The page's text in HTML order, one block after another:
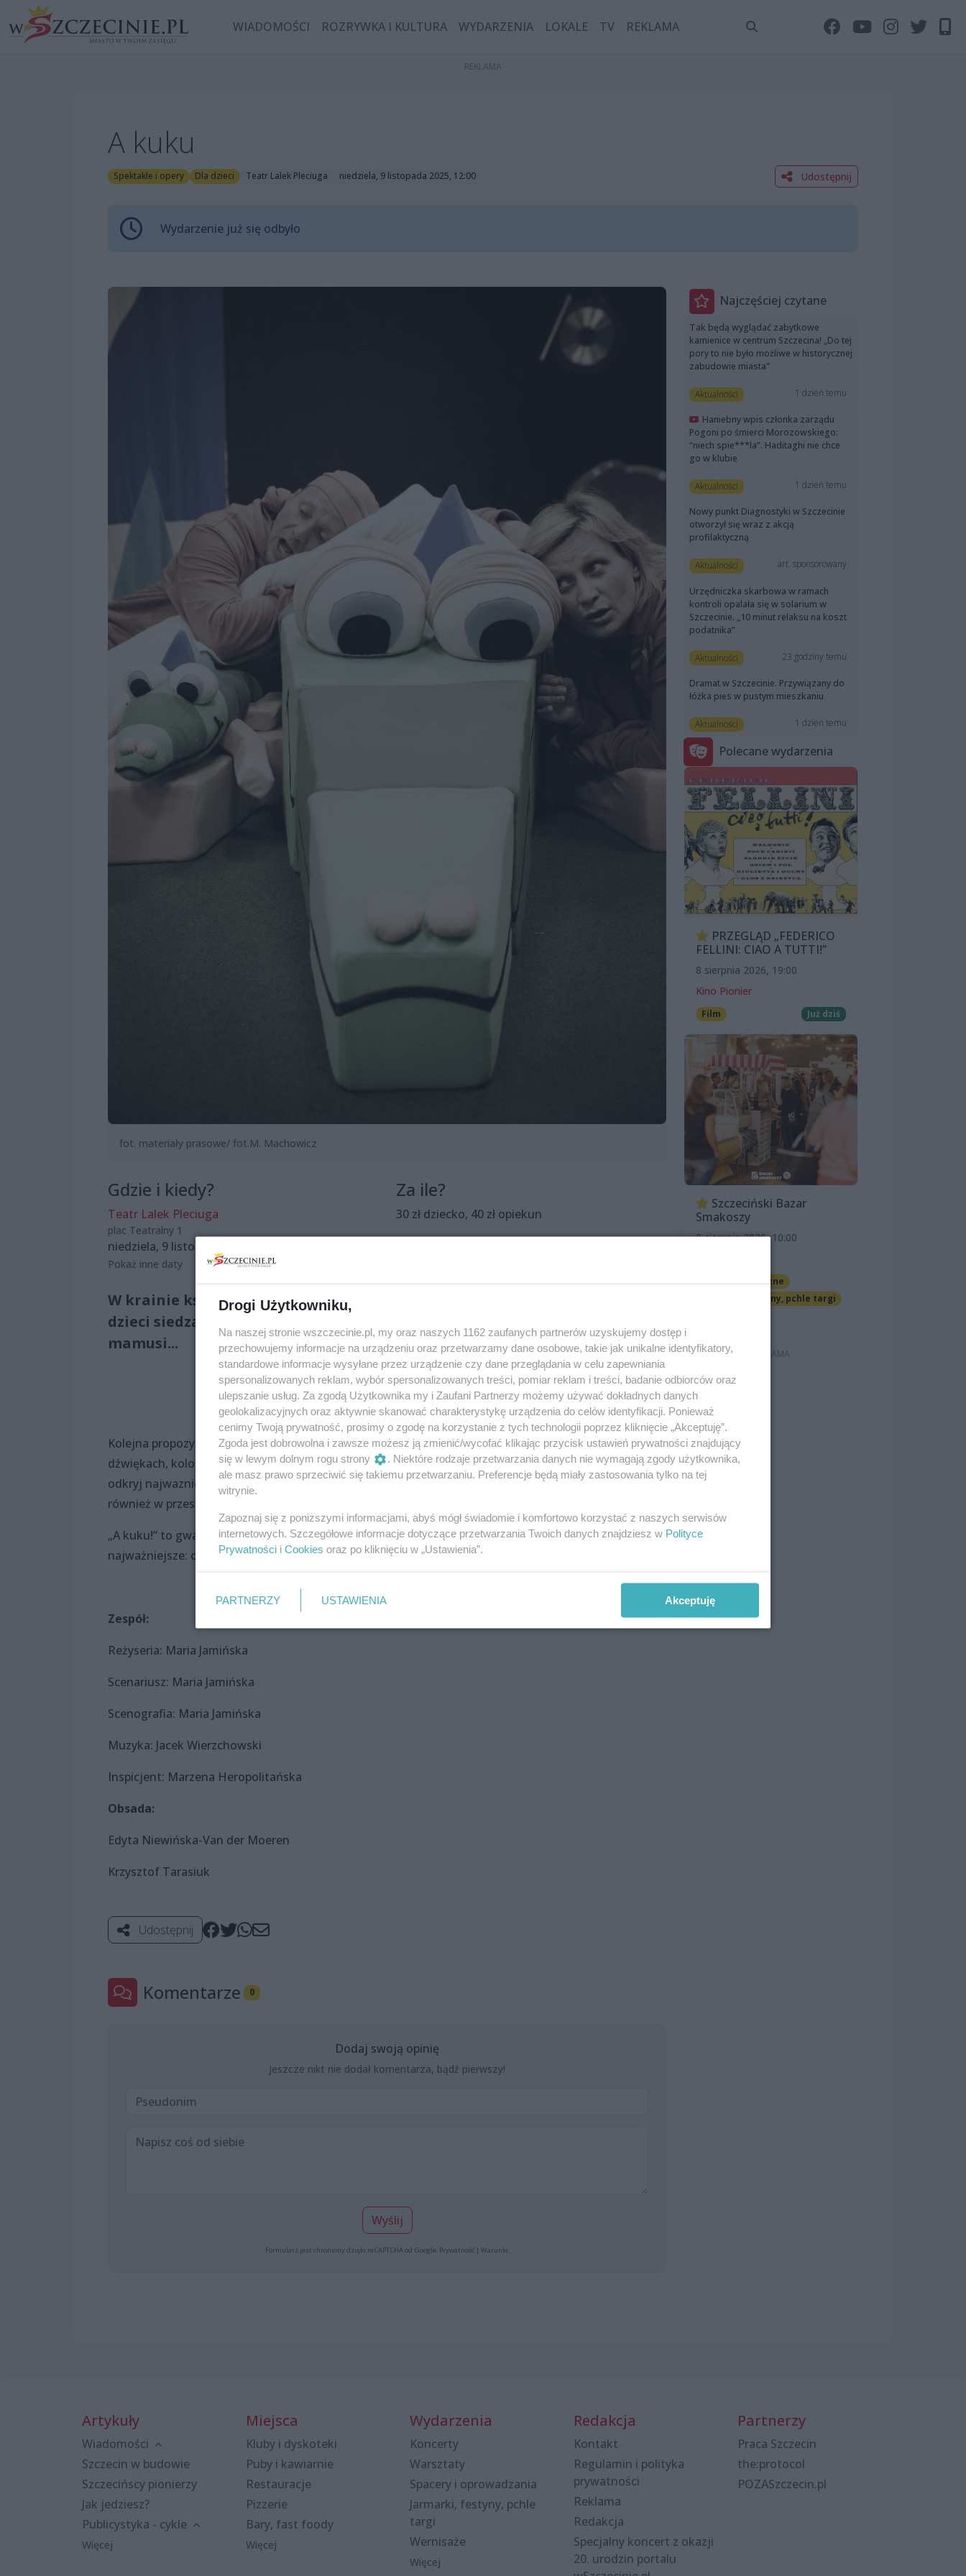
WIADOMOŚCI ROZRYWKA I KULTURA WYDARZENIA LOKALE TV REKLAMA
A kuku
Spektakle i opery Dla dzieci Teatr Lalek Pleciuga niedziela, 9 listopada 2025, 12:00 Udostępnij
Wydarzenie już się odbyło
fot. materiały prasowe/ fot.M. Machowicz
Gdzie i kiedy?
Teatr Lalek Pleciuga
plac Teatralny 1
niedziela, 9 listopada 2025, 12:00
Za ile?
30 zł dziecko, 40 zł opiekun
Pokaż inne daty
W krainie kształtów i dźwięków wykluwa się z jaja mały krokodylek. Wśród
dzieci siedzących na sali wraz z rodzicami on jeden jest maluszkiem bez
mamusi...
Kolejna propozycja dla najnajów, czyli najmłdoszych widzów: prosty, urzekający spektakl oparty na
dźwiękach, kolorach i kształtach. Wybierz się wraz z dzieckiem na poszukiwanie mamy krokodylka i
odkryj najwazniejsze słowo na świecie! Wprowadzisz swoją pociechę nie tylko w świat teatru, lecz
również w przestrzeń pozytywnych emocji rodzinnych.
„A kuku!” to gwarancja wspaniałego spędzenia wspólnie czasu oraz obejrzenia opowieści o tym, co
najważniejsze: o rodzinie i byciu razem.
Zespół:
Reżyseria: Maria Jamińska
Scenariusz: Maria Jamińska
Scenografia: Maria Jamińska
Muzyka: Jacek Wierzchowski
Inspicjent: Marzena Heropolitańska
Obsada:
Edyta Niewińska-Van der Moeren
Krzysztof Tarasiuk
Udostępnij
Komentarze 0
Dodaj swoją opinię
Jeszcze nikt nie dodał komentarza, bądź pierwszy!
Wyślij
Formularz jest chroniony dzięki reCAPTCHA od Google: Prywatność| Warunki
Najczęściej czytane
Tak będą wyglądać zabytkowe
kamienice w centrum Szczecina! „Do tej
pory to nie było możliwe w historycznej
zabudowie miasta”
Aktualności 1 dzień temu
Haniebny wpis członka zarządu
Pogoni po śmierci Morozowskiego:
“niech spie***la”. Haditaghi nie chce
go w klubie
Aktualności 1 dzień temu
Nowy punkt Diagnostyki w Szczecinie
otworzył się wraz z akcją
profilaktyczną
Aktualności art. sponsorowany
Urzędniczka skarbowa w ramach
kontroli opalała się w solarium w
Szczecinie. „10 minut relaksu na koszt
podatnika”
Aktualności 23 godziny temu
Dramat w Szczecinie. Przywiązany do
łóżka pies w pustym mieszkaniu
Aktualności 1 dzień temu
Polecane wydarzenia
PRZEGLĄD „FEDERICO
FELLINI: CIAO A TUTTI!”
8 sierpnia 2026, 19:00
Kino Pionier
Film Już dziś
Szczeciński Bazar
Smakoszy
9 sierpnia 2026, 10:00
Imprezy cykliczne
Jarmarki, festyny, pchle targi
Artykuły
Wiadomości
Szczecin w budowie
Szczecińscy pionierzy
Jak jedziesz?
Publicystyka - cykle
Więcej
Miejsca
Kluby i dyskoteki
Puby i kawiarnie
Restauracje
Pizzerie
Bary, fast foody
Więcej
Wydarzenia
Koncerty
Warsztaty
Spacery i oprowadzania
Jarmarki, festyny, pchle
targi
Wernisaże
Więcej
Redakcja
Kontakt
Regulamin i polityka
prywatności
Reklama
Redakcja
Specjalny koncert z okazji
20. urodzin portalu
Partnerzy
Praca Szczecin
the:protocol
POZASzczecin.pl
Drogi Użytkowniku,
Na naszej stronie wszczecinie.pl, my oraz naszych 1162 zaufanych partnerów uzyskujemy dostęp i
przechowujemy informacje na urządzeniu oraz przetwarzamy dane osobowe, takie jak unikalne identyfikatory,
standardowe informacje wysyłane przez urządzenie czy dane przeglądania w celu zapewniania
spersonalizowanych reklam, wybór spersonalizowanych treści, pomiar reklam i treści, badanie odbiorców oraz
ulepszanie usług. Za zgodą Użytkownika my i Zaufani Partnerzy możemy używać dokładnych danych
geolokalizacyjnych oraz aktywnie skanować charakterystykę urządzenia do celów identyfikacji. Ponieważ
cenimy Twoją prywatność, prosimy o zgodę na korzystanie z tych technologii poprzez kliknięcie „Akceptuję”.
Zgoda jest dobrowolna i zawsze możesz ją zmienić/wycofać klikając przycisk ustawień prywatności znajdujący
się w lewym dolnym rogu strony
. Niektóre rodzaje przetwarzania danych nie wymagają zgody użytkownika,
ale masz prawo sprzeciwić się takiemu przetwarzaniu. Preferencje będą miały zastosowania tylko na tej
witrynie.
Zapoznaj się z poniższymi informacjami, abyś mógł świadomie i komfortowo korzystać z naszych serwisów
internetowych. Szczegółowe informacje dotyczące przetwarzania Twoich danych znajdziesz w Polityce
Prywatności i Cookies oraz po kliknięciu w „Ustawienia”.
PARTNERZY USTAWIENIA Akceptuję